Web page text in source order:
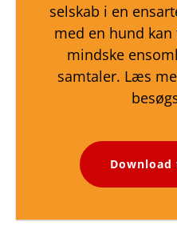
selskab i en
med en hund
mindske
samtaler. Læs
Download